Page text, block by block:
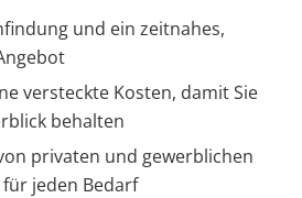
und ein zeitnahes,
versteckte Kosten, damit Sie
behalten
privaten und gewerblichen
jeden Bedarf